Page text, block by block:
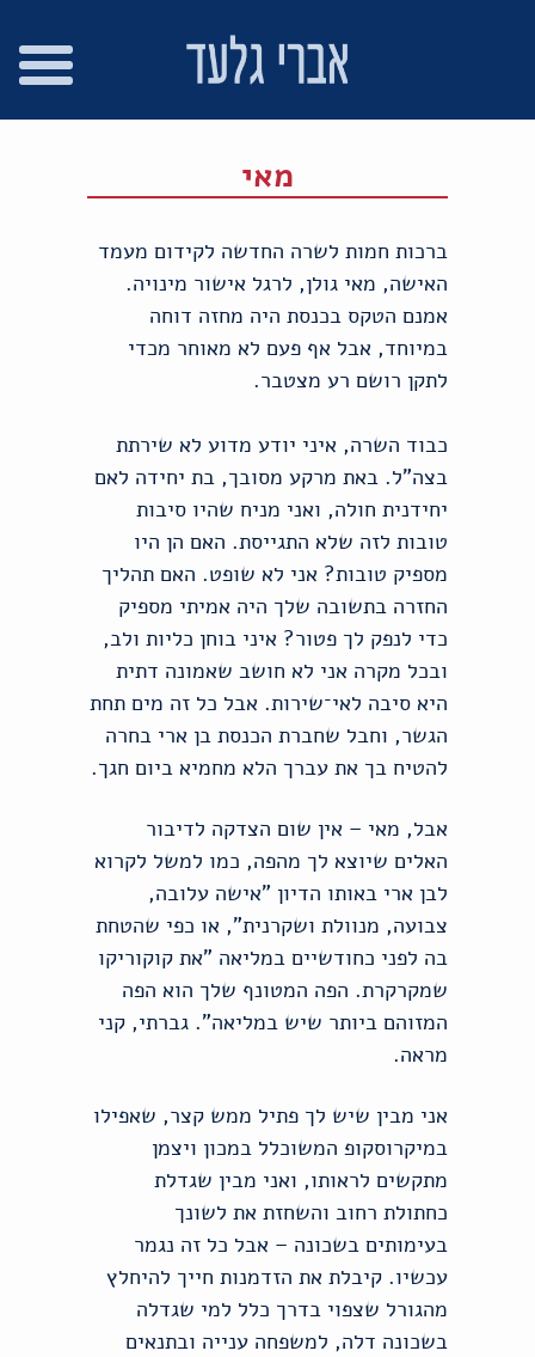
מאי
ברכות חמות לשרה החדשה לקידום מעמד
האישה, מאי גולן, לרגל אישור מינויה.
אמנם הטקס בכנסת היה מחזה דוחה
במיוחד, אבל אף פעם לא מאוחר מכדי
לתקן רושם רע מצטבר.
כבוד השרה, איני יודע מדוע לא שירתת
בצה"ל. באת מרקע מסובך, בת יחידה לאם
יחידנית חולה, ואני מניח שהיו סיבות
טובות לזה שלא התגייסת. האם הן היו
מספיק טובות? אני לא שופט. האם תהליך
החזרה בתשובה שלך היה אמיתי מספיק
כדי לנפק לך פטור? איני בוחן כליות ולב,
ובכל מקרה אני לא חושב שאמונה דתית
היא סיבה לאי־שירות. אבל כל זה מים תחת
הגשר, וחבל שחברת הכנסת בן ארי בחרה
להטיח בך את עברך הלא מחמיא ביום חגך.
אבל, מאי – אין שום הצדקה לדיבור
האלים שיוצא לך מהפה, כמו למשל לקרוא
לבן ארי באותו הדיון "אישה עלובה,
צבועה, מנוולת ושקרנית", או כפי שהטחת
בה לפני כחודשיים במליאה "את קוקוריקו
שמקרקרת. הפה המטונף שלך הוא הפה
המזוהם ביותר שיש במליאה". גברתי, קני
מראה.
אני מבין שיש לך פתיל ממש קצר, שאפילו
במיקרוסקופ המשוכלל במכון ויצמן
מתקשים לראותו, ואני מבין שגדלת
כחתולת רחוב והשחזת את לשונך
בעימותים בשכונה – אבל כל זה נגמר
עכשיו. קיבלת את הזדמנות חייך להיחלץ
מהגורל שצפוי בדרך כלל למי שגדלה
בשכונה דלה, למשפחה ענייה ובתנאים